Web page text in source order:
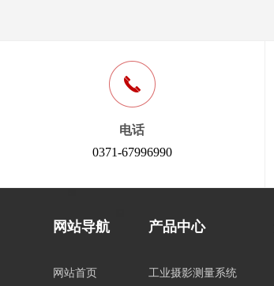
电话
0371-67996990
网站导航
网站首页
产品中心
工业摄影测量系统